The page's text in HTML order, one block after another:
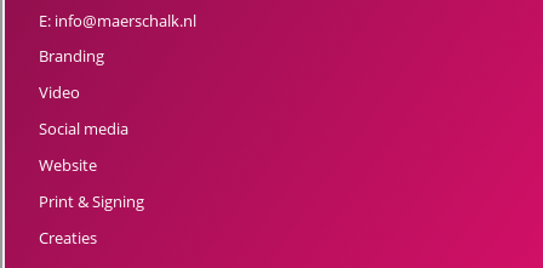
E: info@maerschalk.nl
Branding
Video
Social media
Website
Print & Signing
Creaties